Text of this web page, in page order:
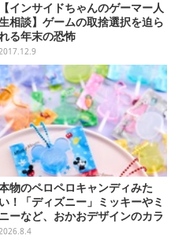
【インサイドちゃんのゲーマー人
相談】ゲームの取捨選択を迫ら
る年末の恐怖
2017.12.9
物のペロペロキャンディみた
い！「ディズニー」ミッキーやミ
ニーなど、おかおデザインのカラ
ルチャーム全10種が8月31日発